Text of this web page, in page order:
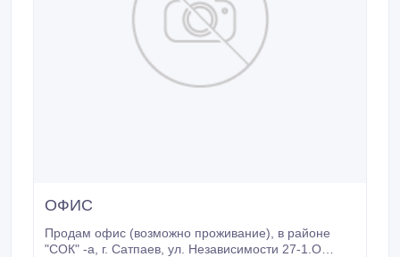
ОФИС
Продам офис (возможно проживание), в районе
"СОК" -а, г. Сатпаев, ул. Независимости 27-1.О